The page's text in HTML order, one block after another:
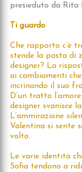
presieduto da Rita
Ti guardo
Che rapporto c’è
stende la pasta di
designer? La
ai cambiamenti
incrinando il suo
D’un tratto
designer svanisce
L’ammirazione
Valentina si sente
volto.
Le varie identità
Sofia tendono a